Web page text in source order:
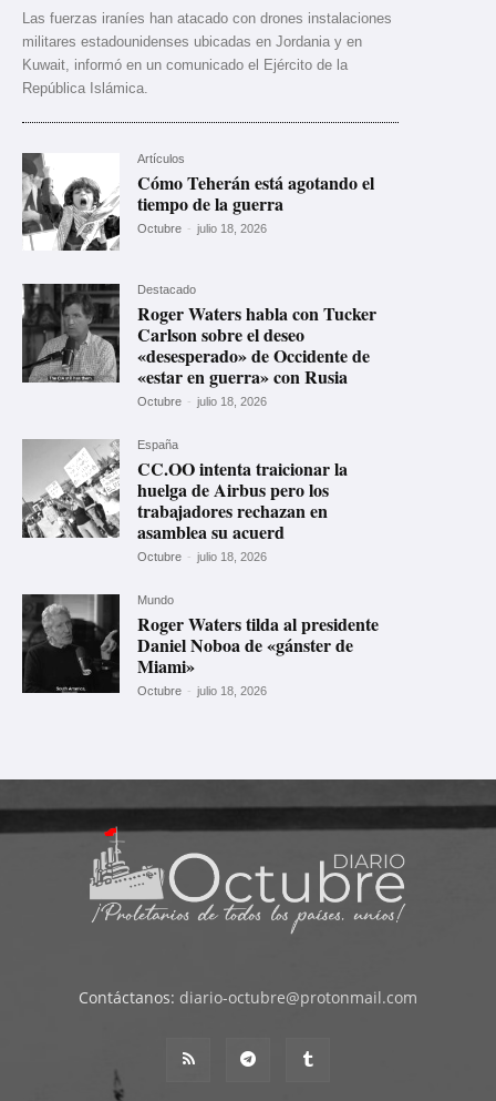
Las fuerzas iraníes han atacado con drones instalaciones
militares estadounidenses ubicadas en Jordania y en
Kuwait, informó en un comunicado el Ejército de la
República Islámica.
Artículos
Cómo Teherán está agotando el
tiempo de la guerra
Octubre - julio 18, 2026
Destacado
Roger Waters habla con Tucker
Carlson sobre el deseo
«desesperado» de Occidente de
«estar en guerra» con Rusia
Octubre - julio 18, 2026
España
CC.OO intenta traicionar la
huelga de Airbus pero los
trabajadores rechazan en
asamblea su acuerd
Octubre - julio 18, 2026
Mundo
Roger Waters tilda al presidente
Daniel Noboa de «gánster de
Miami»
Octubre - julio 18, 2026
Contáctanos: diario-octubre@protonmail.com